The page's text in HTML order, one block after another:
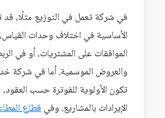
في شركة تعمل في التوزيع مثلًا، قد
الأساسية في اختلاف وحدات
الموافقات على المشتريات، أو في
والعروض الموسمية. أما في شركة
تكون الأولوية للفوترة حسب
الإيرادات بالمشاريع. وفيقطاع